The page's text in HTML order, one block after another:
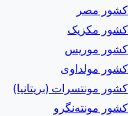
کشور مصر
کشور مکزیک
کشور موریس
کشور مولداوی
کشور مونتسرات (بریتانیا)
کشور مونته‌نگرو